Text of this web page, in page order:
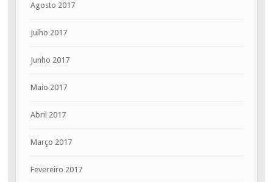
Agosto 2017
Julho 2017
Junho 2017
Maio 2017
Abril 2017
Março 2017
Fevereiro 2017